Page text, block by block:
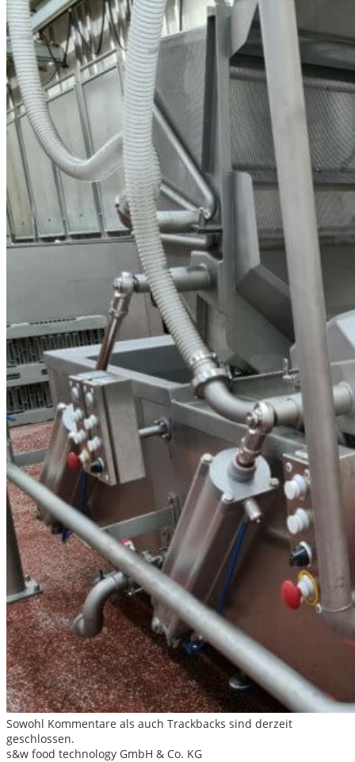
Sowohl Kommentare als auch Trackbacks sind derzeit
geschlossen.
s&w food technology GmbH & Co. KG